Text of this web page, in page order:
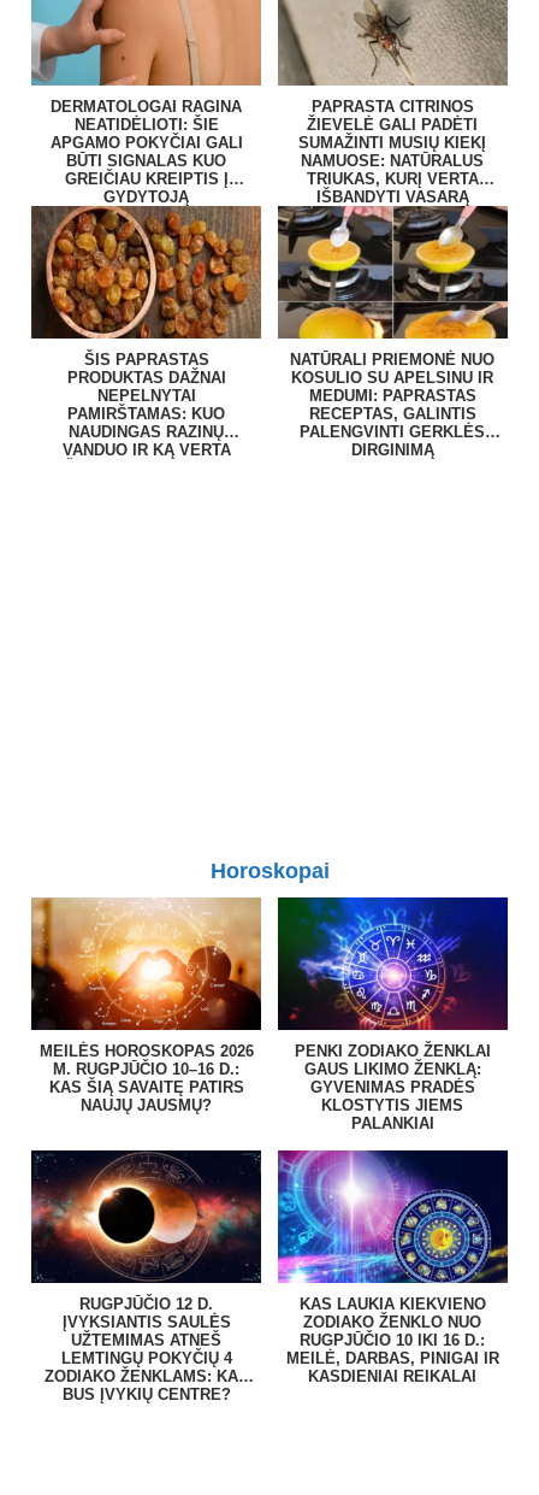
DERMATOLOGAI RAGINA
NEATIDĖLIOTI: ŠIE
APGAMO POKYČIAI GALI
BŪTI SIGNALAS KUO
GREIČIAU KREIPTIS Į
GYDYTOJĄ
PAPRASTA CITRINOS
ŽIEVELĖ GALI PADĖTI
SUMAŽINTI MUSIŲ KIEKĮ
NAMUOSE: NATŪRALUS
TRIUKAS, KURĮ VERTA
IŠBANDYTI VASARĄ
ŠIS PAPRASTAS
PRODUKTAS DAŽNAI
NEPELNYTAI
PAMIRŠTAMAS: KUO
NAUDINGAS RAZINŲ
VANDUO IR KĄ VERTA
NATŪRALI PRIEMONĖ NUO
KOSULIO SU APELSINU IR
MEDUMI: PAPRASTAS
RECEPTAS, GALINTIS
PALENGVINTI GERKLĖS
DIRGINIMĄ
Horoskopai
MEILĖS HOROSKOPAS 2026
M. RUGPJŪČIO 10–16 D.:
KAS ŠIĄ SAVAITĘ PATIRS
NAUJŲ JAUSMŲ?
PENKI ZODIAKO ŽENKLAI
GAUS LIKIMO ŽENKLĄ:
GYVENIMAS PRADĖS
KLOSTYTIS JIEMS
PALANKIAI
RUGPJŪČIO 12 D.
ĮVYKSIANTIS SAULĖS
UŽTEMIMAS ATNEŠ
LEMTINGŲ POKYČIŲ 4
ZODIAKO ŽENKLAMS: KAS
BUS ĮVYKIŲ CENTRE?
KAS LAUKIA KIEKVIENO
ZODIAKO ŽENKLO NUO
RUGPJŪČIO 10 IKI 16 D.:
MEILĖ, DARBAS, PINIGAI IR
KASDIENIAI REIKALAI